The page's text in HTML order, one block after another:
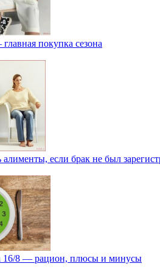
покупка сезона
если брак не был
16/8 — рацион, плюсы и минусы